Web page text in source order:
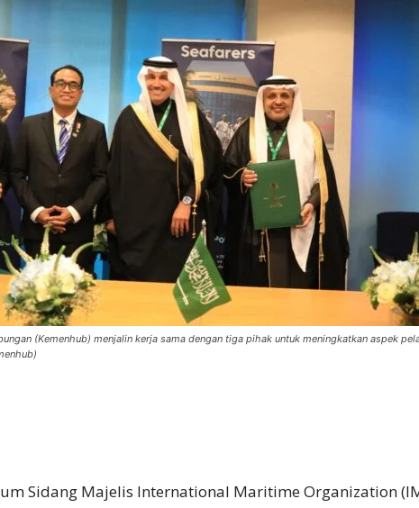
(Kemenhub) menjalin kerja sama dengan tiga pihak untuk meningkatkan aspek
Sidang Majelis International Maritime Organization